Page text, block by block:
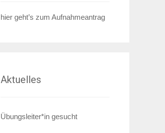
hier geht’s zum Aufnahmeantrag
Aktuelles
Übungsleiter*in gesucht